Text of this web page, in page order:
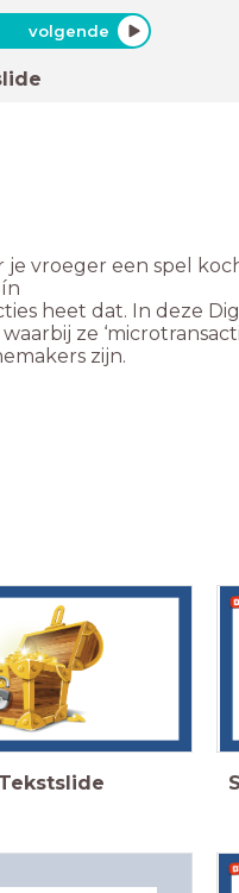
volgende
je vroeger een spel
heet dat. In deze
ze
zijn.
Tekstslide